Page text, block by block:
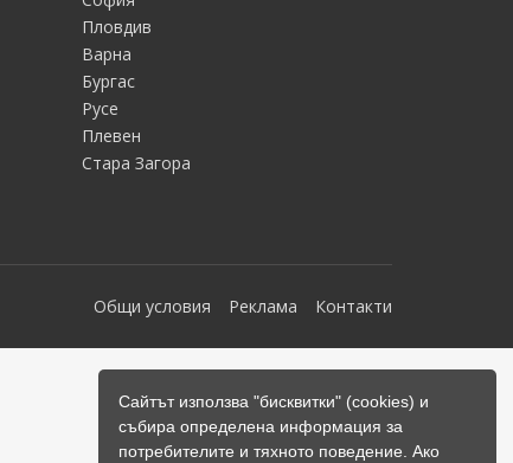
Сайтът използва "бисквитки" (cookies) и
събира определена информация за
потребителите и тяхното поведение. Ако
Пловдив
Варна
Бургас
Русе
Плевен
Стара Загора
Общи условия Реклама Контакти